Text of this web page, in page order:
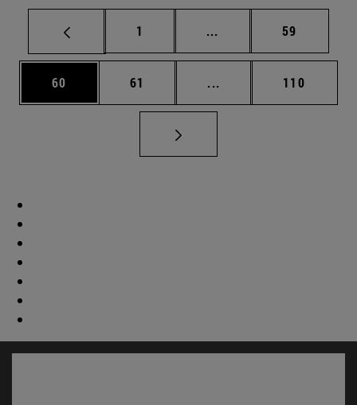
Página
1 ... Páginas intermedias
Página
59
Página
60 Página
61 ... Páginas intermedias
Página
110